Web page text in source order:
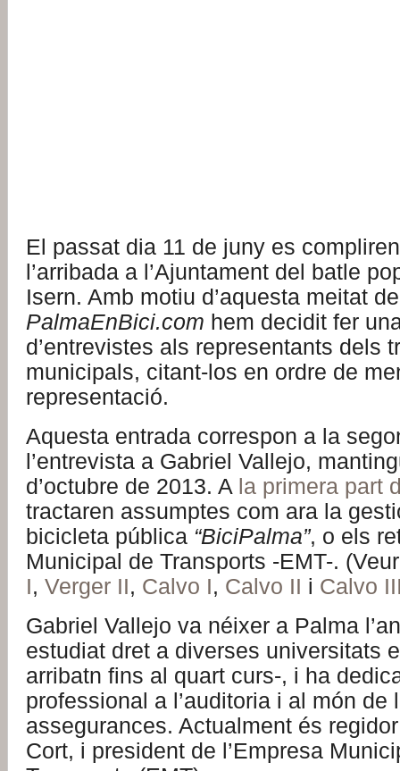
El passat dia 11 de juny es
l’arribada a l’Ajuntament del batle
Isern. Amb motiu d’aquesta meitat
PalmaEnBici.com hem decidit fer
d’entrevistes als representants dels
municipals, citant-los en ordre de
representació.
Aquesta entrada correspon a la
l’entrevista a Gabriel Vallejo,
d’octubre de 2013. A la primera part
tractaren assumptes com ara la
bicicleta pública “BiciPalma”, o els
Municipal de Transports -EMT-.
I, Verger II, Calvo I, Calvo II i Calvo
Gabriel Vallejo va néixer a Palma
estudiat dret a diverses universitats
arribatn fins al quart curs-, i ha
professional a l’auditoria i al món de
assegurances. Actualment és
Cort, i president de l’Empresa